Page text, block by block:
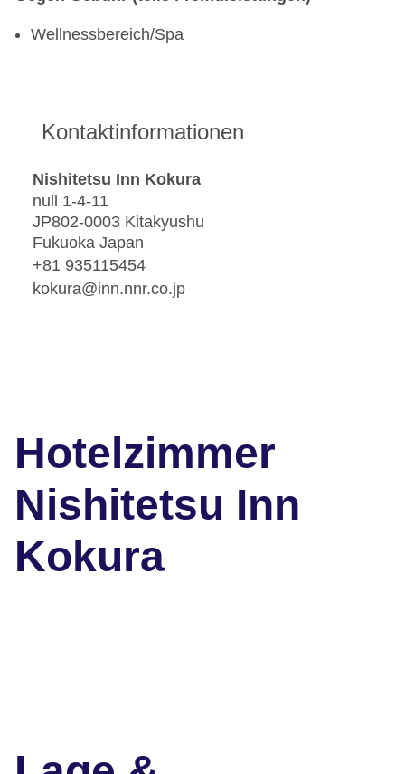
Wellnessbereich/Spa
Kontaktinformationen
Nishitetsu Inn Kokura
null 1-4-11
JP802-0003 Kitakyushu
Fukuoka Japan
+81 935115454
kokura@inn.nnr.co.jp
Hotelzimmer
Nishitetsu Inn
Kokura